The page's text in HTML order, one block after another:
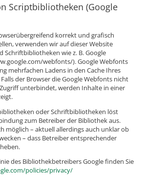
Scriptbibliotheken (Google
korrekt und grafisch
verwenden wir auf dieser Website
Schriftbibliotheken wie z. B. Google
webfonts/). Google Webfonts
mehrfachen Ladens in den Cache Ihres
der Browser die Google Webfonts nicht
unterbindet, werden Inhalte in einer
oder Schriftbibliotheken löst
zum Betreiber der Bibliothek aus.
möglich – aktuell allerdings auch unklar ob
– dass Betreiber entsprechender
des Bibliothekbetreibers Google finden Sie
policies/privacy/